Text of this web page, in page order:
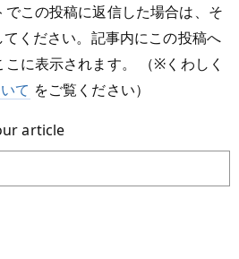
この投稿に返信した場合は、そ
ください。記事内にこの投稿へ
に表示されます。 （※くわしく
て をご覧ください）
article